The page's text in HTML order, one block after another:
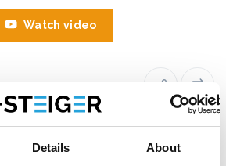
Details About
Watch video
double 2x9
9